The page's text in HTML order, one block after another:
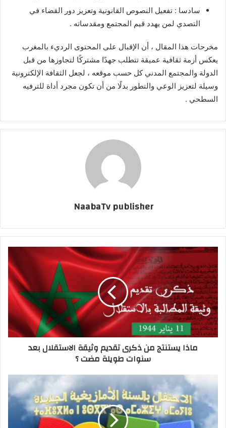
سادسا : تفعيل النصوص القانونية وتعزيز دور القضاء في
التصدي لمن يهدد قيم المجتمع ومقدساته .
مخرحات هذا المقال ، أن الإقبال على المحتوى الرديء بالمغرب
يعكس أزمة ثقافية عميقة تتطلب جهدًا مشتركًا لتجاوزها من قبل
الدولة والمجتمع المدني كل حسب موقعه ، لجعل الثقافة الإلكترونية
وسيلة لتعزيز الوعي والتطور بدلًا من أن تكون مجرد أداة للترفيه
السطحي .
NaabaTv publisher
ماذا يستنتج من ذكرى تقديم وثيقة الاستقلال بعد
سنوات طويلة مضت ؟